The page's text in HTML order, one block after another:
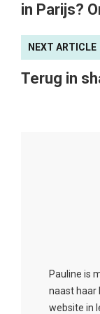
in Parijs?
NEXT ARTICLE
Terug in
Pauline is
naast haar
website in